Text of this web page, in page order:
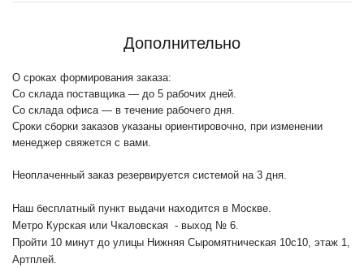
Дополнительно
О сроках формирования заказа:
Со склада поставщика — до 5 рабочих дней.
Со склада офиса — в течение рабочего дня.
Сроки сборки заказов указаны ориентировочно, при изменении
менеджер свяжется с вами.
Неоплаченный заказ резервируется системой на 3 дня.
Наш бесплатный пункт выдачи находится в Москве.
Метро Курская или Чкаловская - выход № 6.
Пройти 10 минут до улицы Нижняя Сыромятническая 10с10, этаж 1,
Артплей.